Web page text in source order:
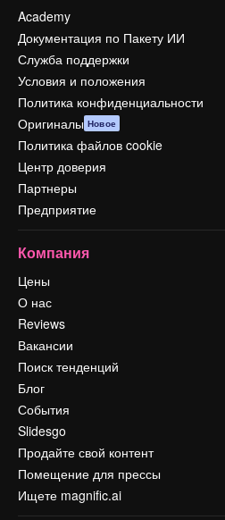
Academy
Документация по Пакету ИИ
Служба поддержки
Условия и положения
Политика конфиденциальности
Оригиналы Новое
Политика файлов cookie
Центр доверия
Партнеры
Предприятие
Компания
Цены
О нас
Reviews
Вакансии
Поиск тенденций
Блог
События
Slidesgo
Продайте свой контент
Помещение для прессы
Ищете magnific.ai